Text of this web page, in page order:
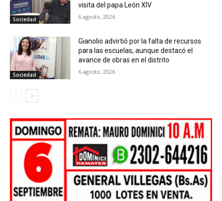
Sociedad
visita del papa León XIV
6 agosto, 2026
Sociedad
Gianolio advirtió por la falta de recursos
para las escuelas, aunque destacó el
avance de obras en el distrito
6 agosto, 2026